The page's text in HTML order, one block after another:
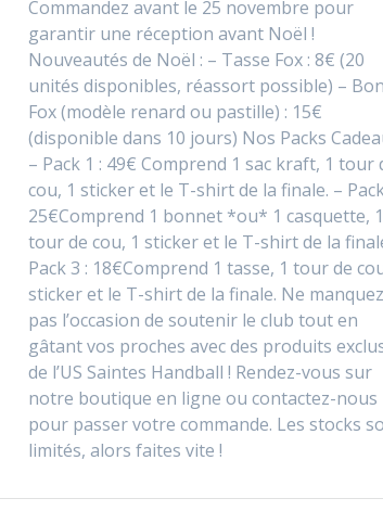
Commandez avant le 25 novembre pour
garantir une réception avant Noël !
Nouveautés de Noël : – Tasse Fox : 8€ (20
unités disponibles, réassort possible) –
Fox (modèle renard ou pastille) : 15€
(disponible dans 10 jours) Nos Packs
– Pack 1 : 49€ Comprend 1 sac kraft, 1 tour
cou, 1 sticker et le T-shirt de la finale. –
25€Comprend 1 bonnet *ou* 1 casquette, 1
tour de cou, 1 sticker et le T-shirt de la
Pack 3 : 18€Comprend 1 tasse, 1 tour de
sticker et le T-shirt de la finale. Ne manquez
pas l’occasion de soutenir le club tout en
gâtant vos proches avec des produits
de l’US Saintes Handball ! Rendez-vous sur
notre boutique en ligne ou contactez-nous
pour passer votre commande. Les stocks
limités, alors faites vite !